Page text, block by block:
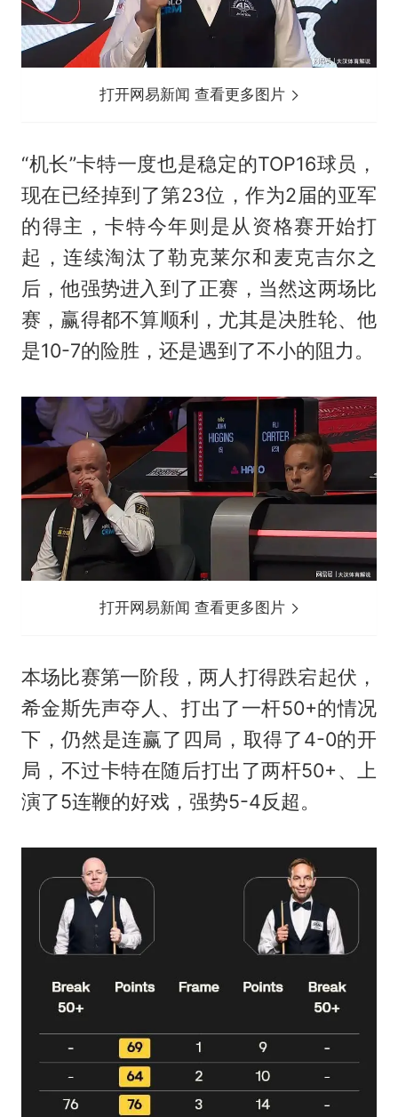
打开网易新闻 查看更多图片
“机长”卡特一度也是稳定的TOP16球员，
现在已经掉到了第23位，作为2届的亚军
的得主，卡特今年则是从资格赛开始打
起，连续淘汰了勒克莱尔和麦克吉尔之
后，他强势进入到了正赛，当然这两场比
赛，赢得都不算顺利，尤其是决胜轮、他
是10-7的险胜，还是遇到了不小的阻力。
打开网易新闻 查看更多图片
本场比赛第一阶段，两人打得跌宕起伏，
希金斯先声夺人、打出了一杆50+的情况
下，仍然是连赢了四局，取得了4-0的开
局，不过卡特在随后打出了两杆50+、上
演了5连鞭的好戏，强势5-4反超。